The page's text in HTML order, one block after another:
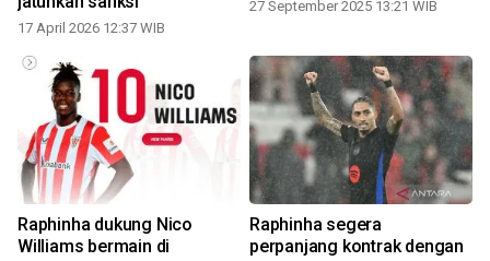
17 April 2026 12:37 WIB
27 September 2025 13:21 WIB
Raphinha dukung Nico
Williams bermain di
Raphinha segera
perpanjang kontrak dengan